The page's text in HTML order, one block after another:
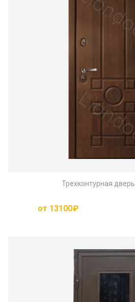
Трехконтурная дверь
от 13100₽